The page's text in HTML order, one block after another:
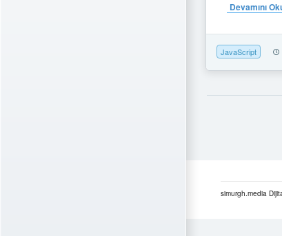
Devamını
JavaScript
simurgh.media